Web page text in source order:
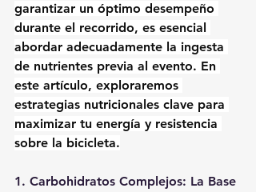
garantizar un óptimo desempeño
durante el recorrido, es esencial
abordar adecuadamente la ingesta
de nutrientes previa al evento. En
este artículo, exploraremos
estrategias nutricionales clave para
maximizar tu energía y resistencia
sobre la bicicleta.
1. Carbohidratos Complejos: La Base